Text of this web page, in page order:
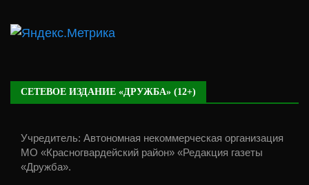
СЕТЕВОЕ ИЗДАНИЕ «ДРУЖБА» (12+)
Учредитель: Автономная некоммерческая организация
МО «Красногвардейский район» «Редакция газеты
«Дружба».